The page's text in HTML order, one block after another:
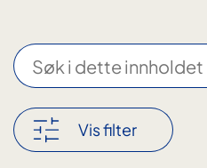
S
ø
i
d
Vis filter